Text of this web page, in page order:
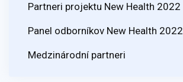
Partneri projektu New Health 2022
Panel odborníkov New Health 2022
Medzinárodní partneri